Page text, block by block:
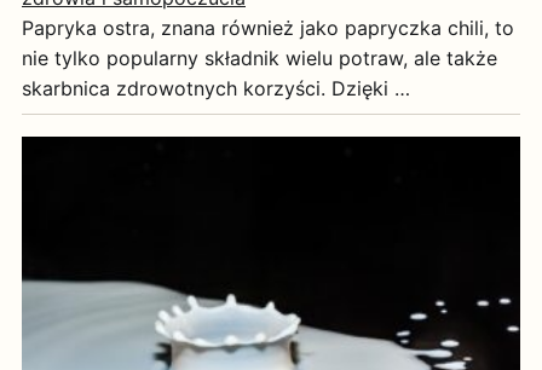
Papryka ostra, znana również jako papryczka chili, to
nie tylko popularny składnik wielu potraw, ale także
skarbnica zdrowotnych korzyści. Dzięki …